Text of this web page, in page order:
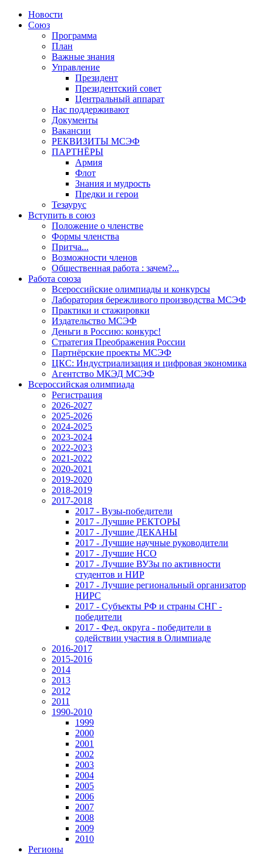
Новости
Союз
Программа
План
Важные знания
Управление
Президент
Президентский совет
Центральный аппарат
Нас поддерживают
Документы
Вакансии
РЕКВИЗИТЫ МСЭФ
ПАРТНЁРЫ
Армия
Флот
Знания и мудрость
Предки и герои
Тезаурус
Вступить в союз
Положение о членстве
Формы членства
Притча...
Возможности членов
Общественная работа : зачем?...
Работа союза
Всероссийские олимпиады и конкурсы
Лаборатория бережливого производства МСЭФ
Практики и стажировки
Издательство МСЭФ
Деньги в Россию: конкурс!
Стратегия Преображения России
Партнёрские проекты МСЭФ
ЦКС: Индустриализация и цифровая экономика
Агентство МКЭД МСЭФ
Всероссийская олимпиада
Регистрация
2026-2027
2025-2026
2024-2025
2023-2024
2022-2023
2021-2022
2020-2021
2019-2020
2018-2019
2017-2018
2017 - Вузы-победители
2017 - Лучшие РЕКТОРЫ
2017 - Лучшие ДЕКАНЫ
2017 - Лучшие научные руководители
2017 - Лучшие НСО
2017 - Лучшие ВУЗы по активности
студентов и НИР
2017 - Лучшие региональный организатор
НИРС
2017 - Субъекты РФ и страны СНГ -
победители
2017 - Фед. округа - победители в
содействии участия в Олимпиаде
2016-2017
2015-2016
2014
2013
2012
2011
1990-2010
1999
2000
2001
2002
2003
2004
2005
2006
2007
2008
2009
2010
Регионы